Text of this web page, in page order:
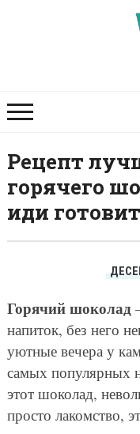
Рецепт
горячего
иди
Горячий шоколад
напиток, без него
уютные вечера у
самых популярных
этот шоколад,
просто лакомство,